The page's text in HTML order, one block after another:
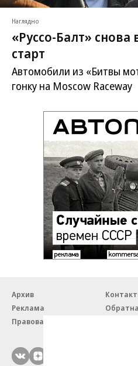
Наглядно
«Руссо-Балт»
старт
Автомобили из «Битвы
гонку на Moscow Raceway
Архив
Реклама
Правовая информация